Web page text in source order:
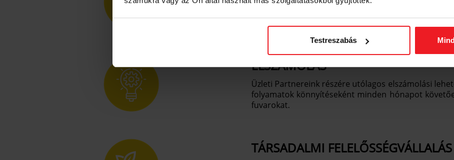
Testreszabás
ELSZÁMOLÁS
Üzleti Partnereink részére utólagos elszámolási
folyamatok könnyítéseként minden hónapot
fuvarokat.
TÁRSADALMI FELELŐSSÉGVÁLLALÁS